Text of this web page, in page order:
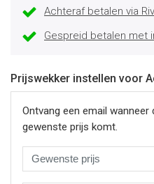
Achteraf betalen via
Gespreid betalen met
Prijswekker instellen voor
Ontvang een email
gewenste prijs komt.